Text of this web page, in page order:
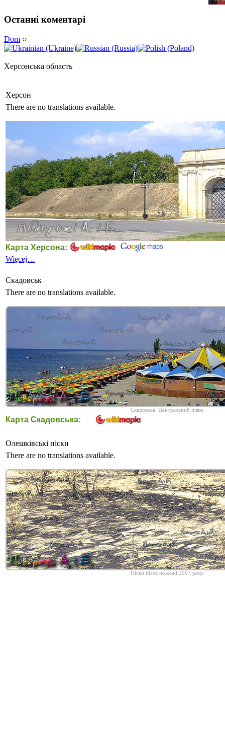
Останні коментарі
Dom ○
Херсонська область
Херсон
There are no translations available.
Карта Херсона:
Więcej…
Скадовськ
There are no translations available.
Скадовськ. Центральний пляж.
Карта Скадовська:
Олешківські піски
There are no translations available.
Піски після пожежі 2007 року.